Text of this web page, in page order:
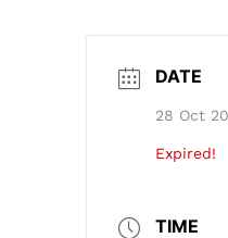
DATE
28 Oct
Expired!
TIME